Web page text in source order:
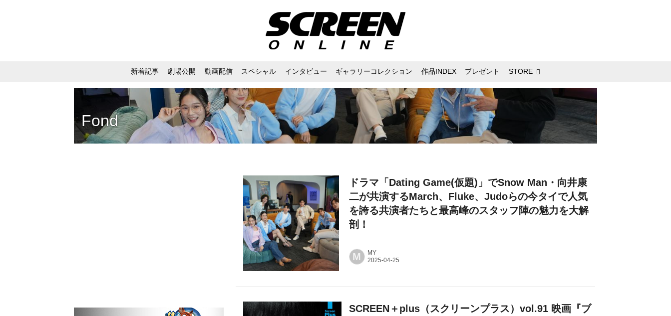
新着記事 劇場公開 動画配信 スペシャル インタビュー ギャラリーコレクション 作品INDEX プレゼント STORE
Fond
ドラマ「Dating Game(仮題)」でSnow Man・向井康
二が共演するMarch、Fluke、Judoらの今タイで人気
を誇る共演者たちと最高峰のスタッフ陣の魅力を大解
剖！
M MY
SCREEN＋plus（スクリーンプラス）vol.91 映画『ブ